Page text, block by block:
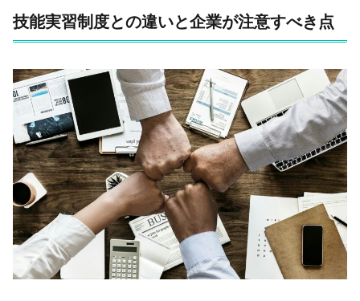
技能実習制度との違いと企業が注意すべき点